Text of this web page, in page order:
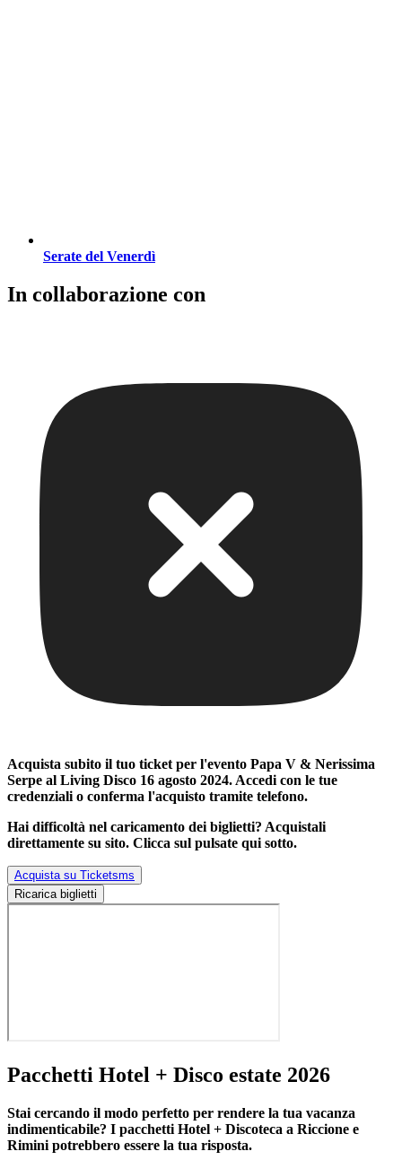
Serate del Venerdì
In collaborazione con
Acquista subito il tuo ticket per l'evento Papa V & Nerissima
Serpe al Living Disco 16 agosto 2024. Accedi con le tue
credenziali o conferma l'acquisto tramite telefono.
Hai difficoltà nel caricamento dei biglietti? Acquistali
direttamente su sito. Clicca sul pulsate qui sotto.
Acquista su Ticketsms
Ricarica biglietti
Pacchetti Hotel + Disco estate 2026
Stai cercando il modo perfetto per rendere la tua vacanza
indimenticabile? I pacchetti Hotel + Discoteca a Riccione e
Rimini potrebbero essere la tua risposta.